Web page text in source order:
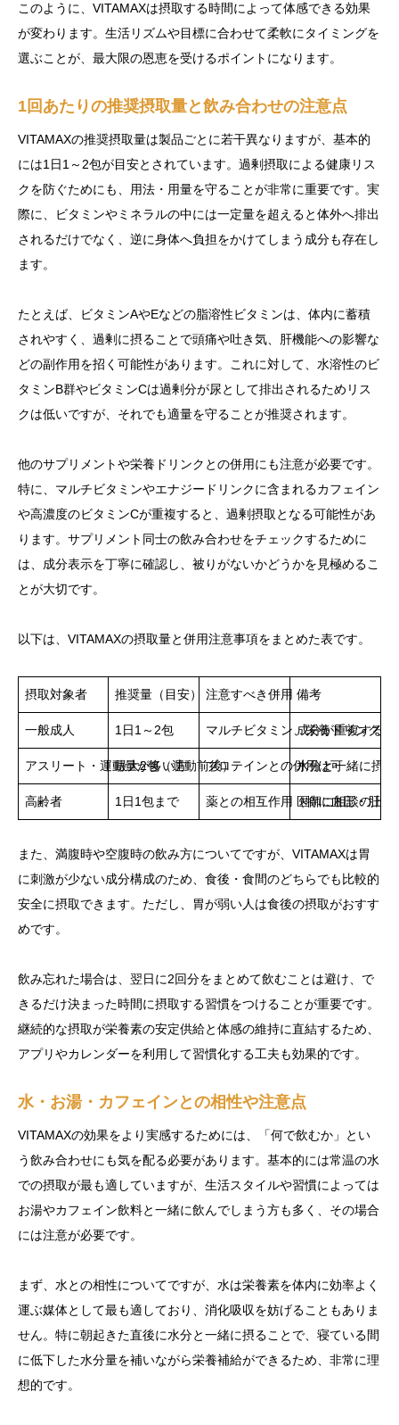
このように、VITAMAXは摂取する時間によって体感できる効果
が変わります。生活リズムや目標に合わせて柔軟にタイミングを
選ぶことが、最大限の恩恵を受けるポイントになります。
1回あたりの推奨摂取量と飲み合わせの注意点
VITAMAXの推奨摂取量は製品ごとに若干異なりますが、基本的
には1日1～2包が目安とされています。過剰摂取による健康リス
クを防ぐためにも、用法・用量を守ることが非常に重要です。実
際に、ビタミンやミネラルの中には一定量を超えると体外へ排出
されるだけでなく、逆に身体へ負担をかけてしまう成分も存在し
ます。
たとえば、ビタミンAやEなどの脂溶性ビタミンは、体内に蓄積
されやすく、過剰に摂ることで頭痛や吐き気、肝機能への影響な
どの副作用を招く可能性があります。これに対して、水溶性のビ
タミンB群やビタミンCは過剰分が尿として排出されるためリス
クは低いですが、それでも適量を守ることが推奨されます。
他のサプリメントや栄養ドリンクとの併用にも注意が必要です。
特に、マルチビタミンやエナジードリンクに含まれるカフェイン
や高濃度のビタミンCが重複すると、過剰摂取となる可能性があ
ります。サプリメント同士の飲み合わせをチェックするために
は、成分表示を丁寧に確認し、被りがないかどうかを見極めるこ
とが大切です。
以下は、VITAMAXの摂取量と併用注意事項をまとめた表です。
摂取対象者 推奨量（目安） 注意すべき併用 備考
一般成人 1日1～2包 マルチビタミン、栄養ドリンク
成分が重複する
アスリート・運動量が多い方
最大2包（運動前後）プロテインとの併用は可
水分と一緒に摂
高齢者 1日1包まで 薬との相互作用（特に血圧・肝機
医師に相談の上
また、満腹時や空腹時の飲み方についてですが、VITAMAXは胃
に刺激が少ない成分構成のため、食後・食間のどちらでも比較的
安全に摂取できます。ただし、胃が弱い人は食後の摂取がおすす
めです。
飲み忘れた場合は、翌日に2回分をまとめて飲むことは避け、で
きるだけ決まった時間に摂取する習慣をつけることが重要です。
継続的な摂取が栄養素の安定供給と体感の維持に直結するため、
アプリやカレンダーを利用して習慣化する工夫も効果的です。
水・お湯・カフェインとの相性や注意点
VITAMAXの効果をより実感するためには、「何で飲むか」とい
う飲み合わせにも気を配る必要があります。基本的には常温の水
での摂取が最も適していますが、生活スタイルや習慣によっては
お湯やカフェイン飲料と一緒に飲んでしまう方も多く、その場合
には注意が必要です。
まず、水との相性についてですが、水は栄養素を体内に効率よく
運ぶ媒体として最も適しており、消化吸収を妨げることもありま
せん。特に朝起きた直後に水分と一緒に摂ることで、寝ている間
に低下した水分量を補いながら栄養補給ができるため、非常に理
想的です。